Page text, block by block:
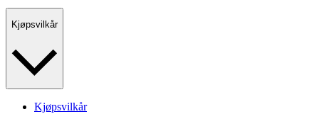
Kjøpsvilkår
Kjøpsvilkår